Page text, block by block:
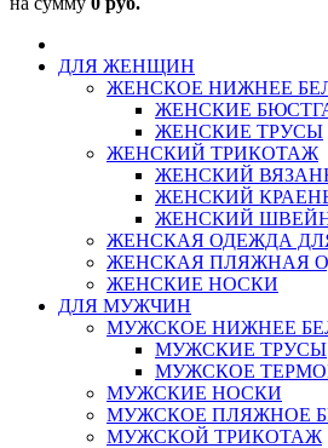
ДЛЯ ЖЕНЩИН
ЖЕНСКОЕ НИЖНЕЕ
ЖЕНСКИЕ
ЖЕНСКИЕ ТРУСЫ
ЖЕНСКИЙ ТРИКОТАЖ
ЖЕНСКИЙ
ЖЕНСКИЙ
ЖЕНСКИЙ
ЖЕНСКАЯ ОДЕЖДА
ЖЕНСКАЯ ПЛЯЖНАЯ
ЖЕНСКИЕ НОСКИ
ДЛЯ МУЖЧИН
МУЖСКОЕ НИЖНЕЕ
МУЖСКИЕ ТРУСЫ
МУЖСКОЕ
МУЖСКИЕ НОСКИ
МУЖСКОЕ ПЛЯЖНОЕ
МУЖСКОЙ ТРИКОТАЖ